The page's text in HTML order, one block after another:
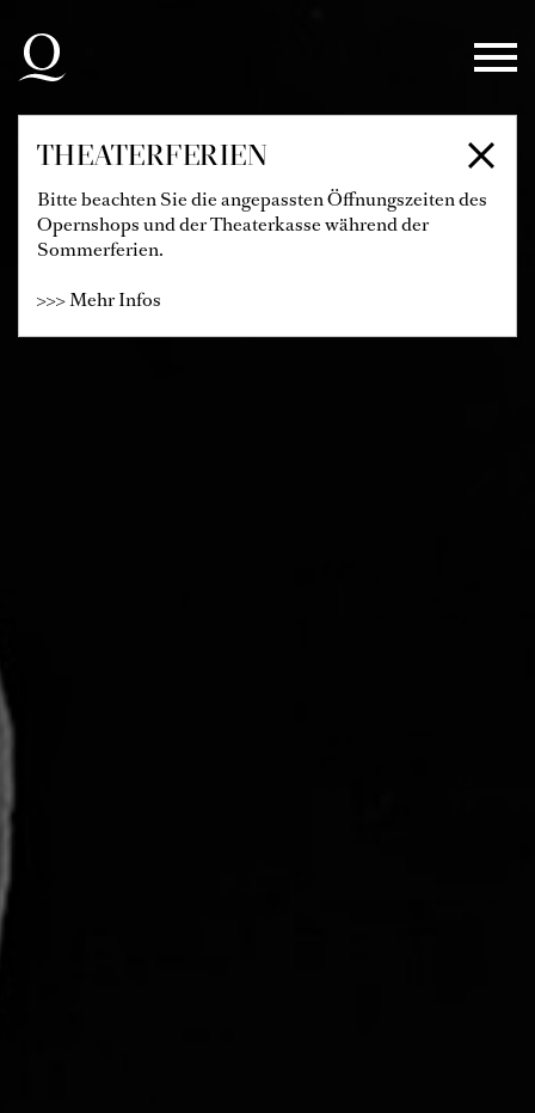
Zur Hauptnavigation springen
Zum Hauptinhalt springen
Zum Footer springen
THEATERFERIEN
Bitte beachten Sie die angepassten Öffnungszeiten des
Opernshops und der Theaterkasse während der
Sommerferien.
>>> Mehr Infos